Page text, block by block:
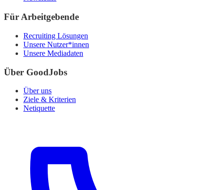
Für Arbeitgebende
Recruiting Lösungen
Unsere Nutzer*innen
Unsere Mediadaten
Über GoodJobs
Über uns
Ziele & Kriterien
Netiquette